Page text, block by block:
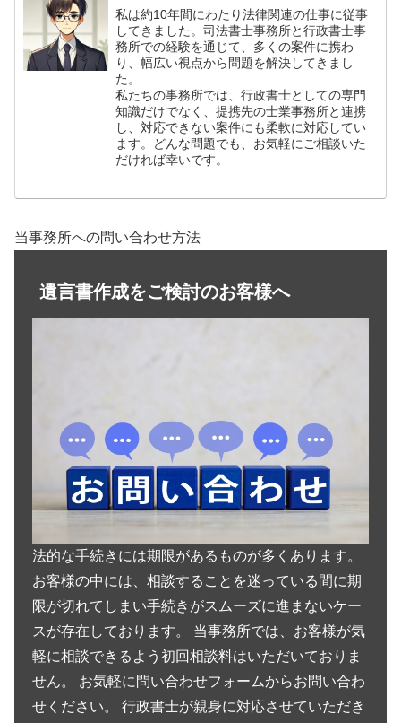
私は約10年間にわたり法律関連の仕事に従事
してきました。司法書士事務所と行政書士事
務所での経験を通じて、多くの案件に携わ
り、幅広い視点から問題を解決してきまし
た。
私たちの事務所では、行政書士としての専門
知識だけでなく、提携先の士業事務所と連携
し、対応できない案件にも柔軟に対応してい
ます。どんな問題でも、お気軽にご相談いた
だければ幸いです。
当事務所への問い合わせ方法
遺言書作成をご検討のお客様へ
法的な手続きには期限があるものが多くあります。
お客様の中には、相談することを迷っている間に期
限が切れてしまい手続きがスムーズに進まないケー
スが存在しております。 当事務所では、お客様が気
軽に相談できるよう初回相談料はいただいておりま
せん。 お気軽に問い合わせフォームからお問い合わ
せください。 行政書士が親身に対応させていただき